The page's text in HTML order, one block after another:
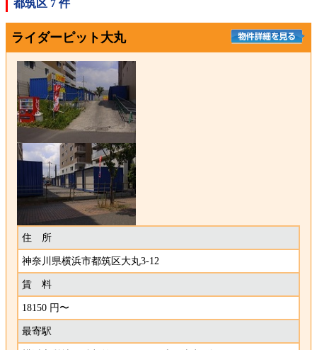
都筑区 7 件
ライダーピット大丸
住 所
神奈川県横浜市都筑区大丸3-12
賃 料
18150 円〜
最寄駅